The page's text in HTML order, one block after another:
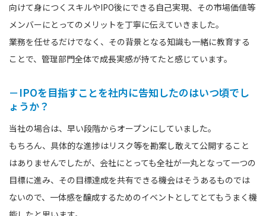
向けて身につくスキルやIPO後にできる自己実現、その市場価値等
メンバーにとってのメリットを丁寧に伝えていきました。
業務を任せるだけでなく、その背景となる知識も一緒に教育する
ことで、管理部門全体で成長実感が持てたと感じています。
－IPOを目指すことを社内に告知したのはいつ頃でし
ょうか？
当社の場合は、早い段階からオープンにしていました。
もちろん、具体的な進捗はリスク等を勘案し敢えて公開すること
はありませんでしたが、会社にとっても全社が一丸となって一つの
目標に進み、その目標達成を共有できる機会はそうあるものでは
ないので、一体感を醸成するためのイベントとしてとてもうまく機